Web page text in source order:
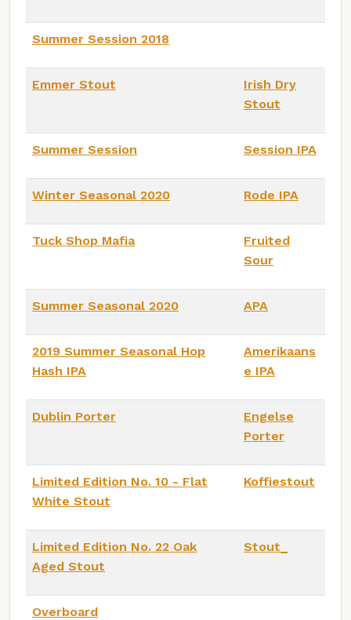
Summer Session 2018
Emmer Stout
Irish Dry
Stout
Summer Session Session IPA
Winter Seasonal 2020 Rode IPA
Tuck Shop Mafia
Fruited
Sour
Summer Seasonal 2020 APA
2019 Summer Seasonal Hop
Hash IPA
Amerikaans
e IPA
Dublin Porter
Engelse
Porter
Limited Edition No. 10 - Flat
White Stout
Koffiestout
Limited Edition No. 22 Oak
Aged Stout
Stout_
Overboard